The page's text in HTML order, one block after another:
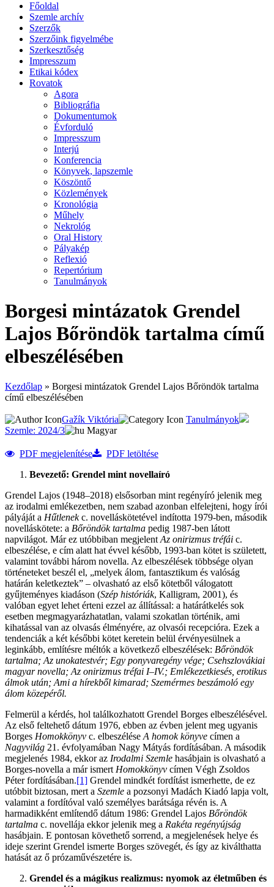
Főoldal
Szemle archív
Szerzők
Szerzőink figyelmébe
Szerkesztőség
Impresszum
Etikai kódex
Rovatok
Agora
Bibliográfia
Dokumentumok
Évforduló
Impresszum
Interjú
Konferencia
Könyvek, lapszemle
Köszöntő
Közlemények
Kronológia
Műhely
Nekrológ
Oral History
Pályakép
Reflexió
Repertórium
Tanulmányok
Borgesi mintázatok Grendel
Lajos Bőröndök tartalma című
elbeszélésében
Kezdőlap » Borgesi mintázatok Grendel Lajos Bőröndök tartalma
című elbeszélésében
Gažík Viktória
Tanulmányok
Szemle: 2024/3
Magyar
PDF megjelenítése
PDF letöltése
Bevezető: Grendel mint novellaíró
Grendel Lajos (1948–2018) elsősorban mint regényíró jelenik meg
az irodalmi emlékezetben, nem szabad azonban elfelejteni, hogy írói
pályáját a Hűtlenekc. novelláskötetével indította 1979-ben, második
novelláskötete: a Bőröndök tartalma pedig 1987-ben látott
napvilágot. Már ez utóbbiban megjelent Az onirizmus tréfái c.
elbeszélése, e cím alatt hat évvel később, 1993-ban kötet is született,
valamint további három novella. Az elbeszélések többsége olyan
történeteket beszél el, „melyek álom, fantasztikum és valóság
határán keletkeztek” – olvasható az első kötetből válogatott
gyűjteményes kiadáson (Szép históriák, Kalligram, 2001), és
valóban egyet lehet érteni ezzel az állítással: a határátkelés sok
esetben megmagyarázhatatlan, valami szokatlan történik, ami
kihatással van az olvasás élményére, az olvasói recepcióra. Ezek a
tendenciák a két későbbi kötet keretein belül érvényesülnek a
leginkább, említésre méltók a következő elbeszélések: Bőröndök
tartalma; Az unokatestvér; Egy ponyvaregény vége; Csehszlovákiai
magyar novella; Az onirizmus tréfai I–IV.; Emlékezetkiesés, erotikus
álmok után; Ami a hírekből kimarad; Szemérmes beszámoló egy
álom közepéről.
Felmerül a kérdés, hol találkozhatott Grendel Borges elbeszélésével.
Az első feltehető dátum 1976, ebben az évben jelent meg ugyanis
Borges Homokkönyv c. elbeszélése A homok könyve címen a
Nagyvilág 21. évfolyamában Nagy Mátyás fordításában. A második
megjelenés 1984, ekkor az Irodalmi Szemle hasábjain is olvasható a
Borges-novella a már ismert Homokkönyv címen Végh Zsoldos
Péter fordításában.[1] Grendel mindkét fordítást ismerhette, de ez
utóbbit biztosan, mert a Szemle a pozsonyi Madách Kiadó lapja volt,
valamint a fordítóval való személyes barátsága révén is. A
harmadikként említendő dátum 1986: Grendel Lajos Bőröndök
tartalma c. novellája ekkor jelenik meg a Rakéta regényújság
hasábjain. E pontosan követhető sorrend, a megjelenések helye és
ideje szerint Grendel ismerte Borges szövegét, és így az kiválthatta
hatását az ő prózaművészetére is.
Grendel és a mágikus realizmus: nyomok az életműben és